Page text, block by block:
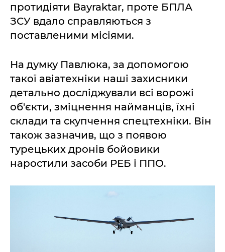
протидіяти Bayraktar, проте БПЛА
ЗСУ вдало справляються з
поставленими місіями.
На думку Павлюка, за допомогою
такої авіатехніки наші захисники
детально досліджували всі ворожі
об'єкти, зміцнення найманців, їхні
склади та скупчення спецтехніки. Він
також зазначив, що з появою
турецьких дронів бойовики
наростили засоби РЕБ і ППО.